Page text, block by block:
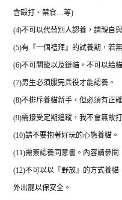
含毆打、禁食… 等)
(4)不可以代替別人認養，請親自
(5)有『一個禮拜』的試養期，若
(6)不可關籠以及鏈貓，不可以給
(7)男生必須服完兵役才能認養。
(8)不排斥養貓新手，但必須有正
(9)需接受定期追蹤，我不會無故打
(10)請不要抱著好玩的心態養貓。
(11)需簽認養同意書。內容請參閱
(12)不可以以『野放』的方式養貓
外出籠以保安全。